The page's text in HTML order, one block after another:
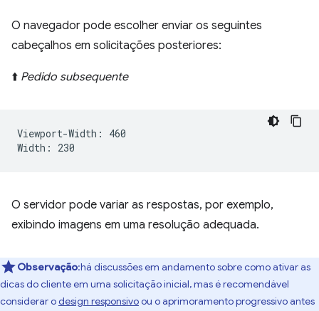
O navegador pode escolher enviar os seguintes
cabeçalhos em solicitações posteriores:
⬆️ Pedido subsequente
Viewport-Width: 460
O servidor pode variar as respostas, por exemplo,
exibindo imagens em uma resolução adequada.
Observação:há discussões em andamento sobre como ativar as
dicas do cliente em uma solicitação inicial, mas é recomendável
considerar odesign responsivoou o aprimoramento progressivo antes